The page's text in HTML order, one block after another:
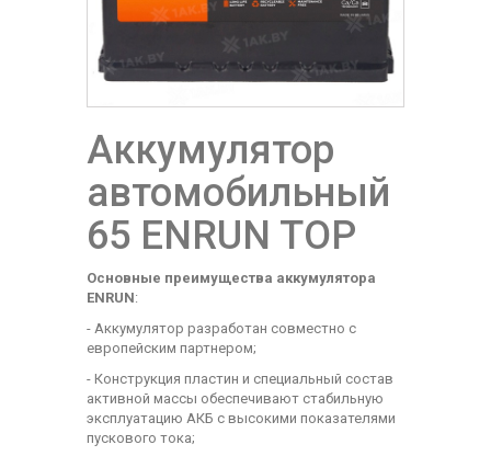
Аккумулятор
автомобильный
65 ENRUN TOP
Основные преимущества аккумулятора
ENRUN:
- Аккумулятор разработан совместно с
европейским партнером;
- Конструкция пластин и специальный состав
активной массы обеспечивают стабильную
эксплуатацию АКБ с высокими показателями
пускового тока;